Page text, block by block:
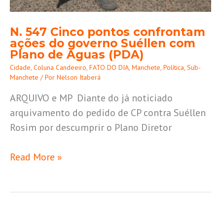
N. 547 Cinco pontos confrontam
ações do governo Suéllen com
Plano de Àguas (PDA)
Cidade, Coluna Candeeiro, FATO DO DIA, Manchete, Política, Sub-
Manchete / Por Nelson Itaberá
ARQUIVO e MP Diante do já noticiado
arquivamento do pedido de CP contra Suéllen
Rosim por descumprir o Plano Diretor
Read More »